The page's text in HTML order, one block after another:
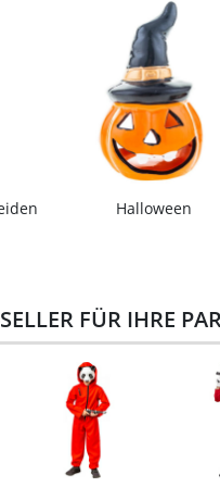
Halloween
FÜR IHRE